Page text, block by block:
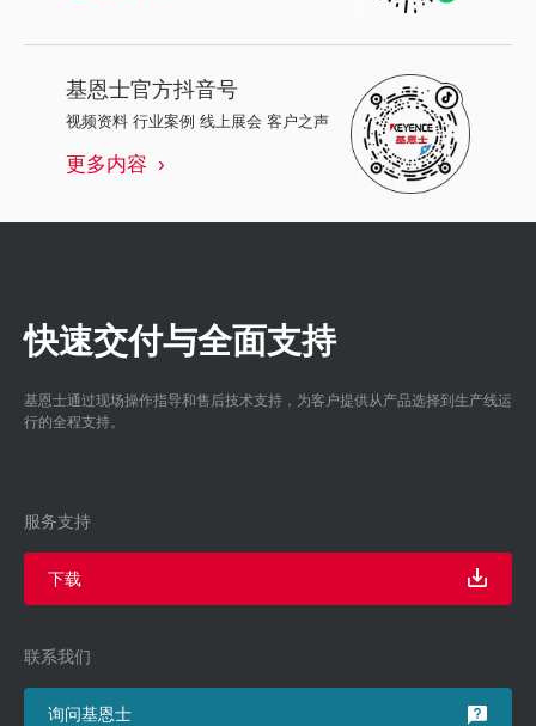
基恩士官方抖音号
视频资料 行业案例 线上展会 客户之声
更多内容
快速交付与全面支持
基恩士通过现场操作指导和售后技术支持，为客户提供从产品选择到生产线运
行的全程支持。
服务支持
下载
联系我们
询问基恩士